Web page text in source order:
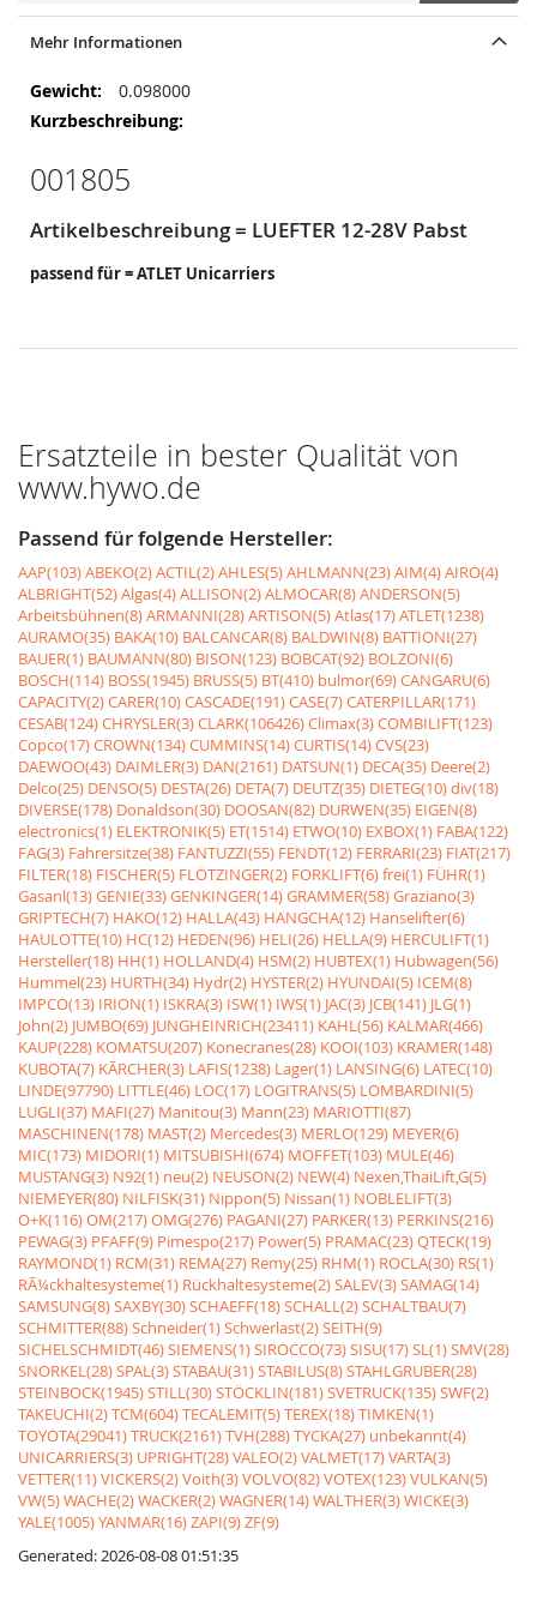
Mehr Informationen
Mehr
Informationen
0.098000
001805
Artikelbeschreibung = LUEFTER 12-28V Pabst
passend für = ATLET Unicarriers
Ersatzteile in bester Qualität von
www.hywo.de
Passend für folgende Hersteller:
AAP(103)ABEKO(2)ACTIL(2)AHLES(5)AHLMANN(23)AIM(4)AIRO(4)
ALBRIGHT(52)Algas(4)ALLISON(2)ALMOCAR(8)ANDERSON(5)
Arbeitsbühnen(8)ARMANNI(28)ARTISON(5)Atlas(17)ATLET(1238)
AURAMO(35) BAKA(10) BALCANCAR(8) BALDWIN(8) BATTIONI(27)
BAUER(1) BAUMANN(80) BISON(123) BOBCAT(92) BOLZONI(6)
BOSCH(114) BOSS(1945) BRUSS(5) BT(410) bulmor(69)CANGARU(6)
CAPACITY(2)CARER(10)CASCADE(191)CASE(7)CATERPILLAR(171)
CESAB(124)CHRYSLER(3)CLARK(106426)Climax(3)COMBILIFT(123)
Copco(17)CROWN(134)CUMMINS(14)CURTIS(14)CVS(23)
DAEWOO(43) DAIMLER(3) DAN(2161) DATSUN(1) DECA(35) Deere(2)
Delco(25) DENSO(5) DESTA(26) DETA(7) DEUTZ(35) DIETEG(10)div(18)
DIVERSE(178) Donaldson(30) DOOSAN(82) DURWEN(35) EIGEN(8)
electronics(1) ELEKTRONIK(5) ET(1514) ETWO(10) EXBOX(1) FABA(122)
FAG(3) Fahrersitze(38) FANTUZZI(55) FENDT(12) FERRARI(23) FIAT(217)
FILTER(18) FISCHER(5) FLÖTZINGER(2) FORKLIFT(6)frei(1) FÜHR(1)
Gasanl(13)GENIE(33)GENKINGER(14)GRAMMER(58)Graziano(3)
GRIPTECH(7) HAKO(12) HALLA(43) HANGCHA(12) Hanselifter(6)
HAULOTTE(10) HC(12) HEDEN(96) HELI(26) HELLA(9) HERCULIFT(1)
Hersteller(18) HH(1) HOLLAND(4) HSM(2) HUBTEX(1) Hubwagen(56)
Hummel(23) HURTH(34) Hydr(2) HYSTER(2) HYUNDAI(5) ICEM(8)
IMPCO(13) IRION(1) ISKRA(3) ISW(1) IWS(1) JAC(3) JCB(141) JLG(1)
John(2) JUMBO(69) JUNGHEINRICH(23411) KAHL(56) KALMAR(466)
KAUP(228) KOMATSU(207) Konecranes(28) KOOI(103) KRAMER(148)
KUBOTA(7) KÃRCHER(3) LAFIS(1238) Lager(1) LANSING(6) LATEC(10)
LINDE(97790) LITTLE(46) LOC(17) LOGITRANS(5) LOMBARDINI(5)
LUGLI(37) MAFI(27) Manitou(3) Mann(23) MARIOTTI(87)
MASCHINEN(178) MAST(2) Mercedes(3) MERLO(129) MEYER(6)
MIC(173) MIDORI(1) MITSUBISHI(674) MOFFET(103) MULE(46)
MUSTANG(3) N92(1) neu(2) NEUSON(2) NEW(4) Nexen,ThaiLift,G(5)
NIEMEYER(80) NILFISK(31) Nippon(5) Nissan(1) NOBLELIFT(3)
O+K(116)OM(217)OMG(276) PAGANI(27) PARKER(13) PERKINS(216)
PEWAG(3) PFAFF(9) Pimespo(217) Power(5) PRAMAC(23)QTECK(19)
RAYMOND(1) RCM(31) REMA(27) Remy(25) RHM(1) ROCLA(30) RS(1)
RÃ¼ckhaltesysteme(1) Rückhaltesysteme(2)SALEV(3)SAMAG(14)
SAMSUNG(8)SAXBY(30)SCHAEFF(18)SCHALL(2)SCHALTBAU(7)
SCHMITTER(88)Schneider(1)Schwerlast(2)SEITH(9)
SICHELSCHMIDT(46)SIEMENS(1)SIROCCO(73)SISU(17)SL(1)SMV(28)
SNORKEL(28)SPAL(3)STABAU(31)STABILUS(8)STAHLGRUBER(28)
STEINBOCK(1945)STILL(30)STÖCKLIN(181)SVETRUCK(135)SWF(2)
TAKEUCHI(2)TCM(604)TECALEMIT(5)TEREX(18)TIMKEN(1)
TOYOTA(29041)TRUCK(2161)TVH(288)TYCKA(27) unbekannt(4)
UNICARRIERS(3) UPRIGHT(28)VALEO(2)VALMET(17)VARTA(3)
VETTER(11)VICKERS(2)Voith(3)VOLVO(82)VOTEX(123)VULKAN(5)
VW(5)WACHE(2)WACKER(2)WAGNER(14)WALTHER(3)WICKE(3)
YALE(1005)YANMAR(16)ZAPI(9)ZF(9)
Generated: 2026-08-08 01:51:35